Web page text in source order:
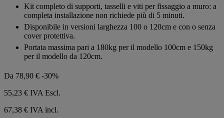
Kit completo di supporti, tasselli e viti per fissaggio a muro: a
completa installazione non richiede più di 5 minuti.
Disponibile in versioni larghezza 100 o 120cm e con o senza
cover protettiva.
Portata massima pari a 180kg per il modello 100cm e 150kg
per il modello da 120cm.
Da 78,90 € -30%
55,23 € IVA Escl.
67,38 € IVA incl.